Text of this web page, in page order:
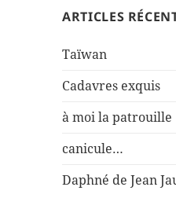
ARTICLES
Taïwan
Cadavres exquis
à moi la patrouille
canicule…
Daphné de Jean